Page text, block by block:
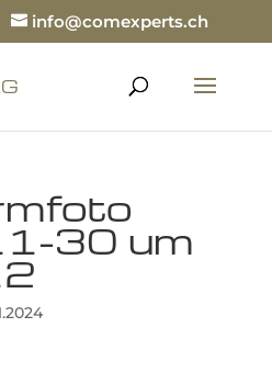
info@comexperts.ch
30 um